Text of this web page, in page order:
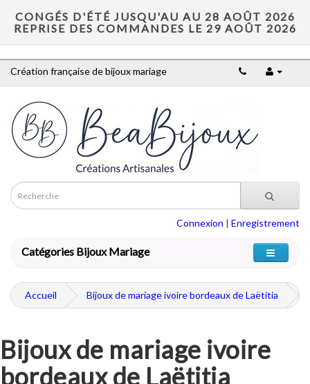
CONGÉS D'ÉTÉ JUSQU'AU AU 28 AOÛT 2026
REPRISE DES COMMANDES LE 29 AOÛT 2026
Création française de bijoux mariage
Connexion | Enregistrement
Catégories Bijoux Mariage
Accueil Bijoux de mariage ivoire bordeaux de Laëtitia
Bijoux de mariage ivoire
bordeaux de Laëtitia